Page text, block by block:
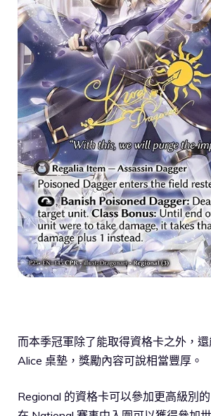
而本季冠軍除了能取得資格卡之外，
Alice 桌墊，獎勵內容可說相當豐厚。
Regional 的資格卡可以參加更高級別